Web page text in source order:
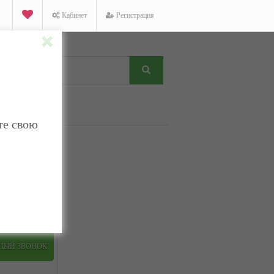
Кабинет Регистрация
ЗВОНОК
свою